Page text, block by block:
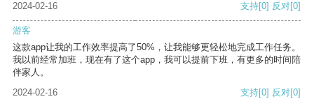
2024-02-16
支持[0] 反对[0]
游客
这款app让我的工作效率提高了50%，让我能够更轻松地完成工作任务。
我以前经常加班，现在有了这个app，我可以提前下班，有更多的时间陪
伴家人。
2024-02-16
支持[0] 反对[0]